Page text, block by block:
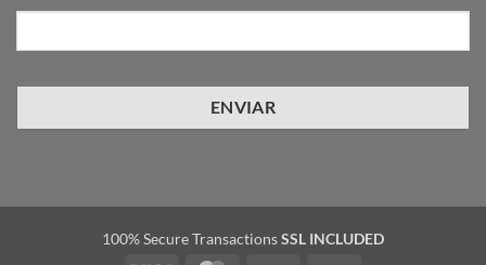
100% Secure TransactionsSSL INCLUDED